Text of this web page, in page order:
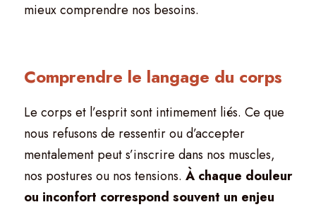
mieux comprendre nos besoins.
Comprendre le langage du corps
Le corps et l’esprit sont intimement liés. Ce que
nous refusons de ressentir ou d’accepter
mentalement peut s’inscrire dans nos muscles,
nos postures ou nos tensions. À chaque douleur
ou inconfort correspond souvent un enjeu